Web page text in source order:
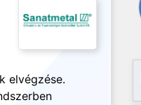
elvégzése.